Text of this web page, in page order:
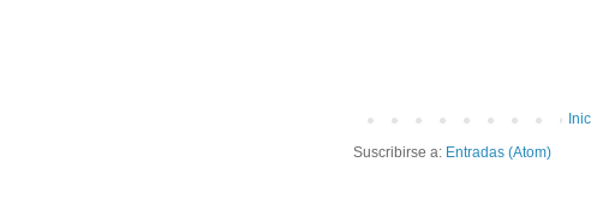
Suscribirse a: Entradas (Atom)